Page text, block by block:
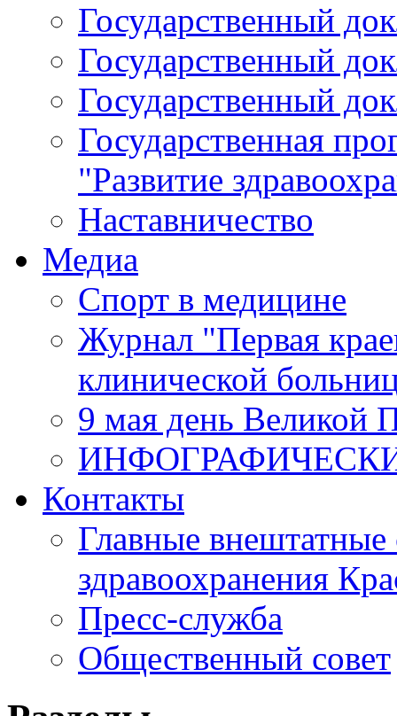
Государственный
Государственный
Государственный
Государственная
"Развитие
Наставничество
Медиа
Спорт в медицине
Журнал "Первая
клинической
9 мая день Великой
Контакты
Главные внештатные
здравоохранения
Пресс-служба
Общественный совет